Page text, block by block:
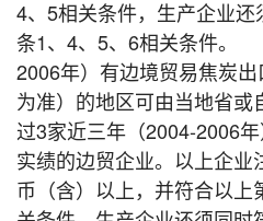
4、5相关条件，生产企业还
条1、4、5、6相关条件
2006年）有边境贸易焦炭
为准）的地区可由当地省
过3家近三年（2004-2006
实绩的边贸企业。以上企业
币（含）以上，并符合以